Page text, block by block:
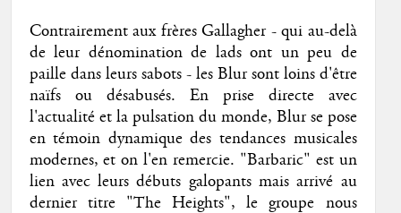
Contrairement aux frères Gallagher - qui au-delà
de leur dénomination de lads ont un peu de
paille dans leurs sabots - les Blur sont loins d'être
naïfs ou désabusés. En prise directe avec
l'actualité et la pulsation du monde, Blur se pose
en témoin dynamique des tendances musicales
modernes, et on l'en remercie. "Barbaric" est un
lien avec leurs débuts galopants mais arrivé au
dernier titre "The Heights", le groupe nous